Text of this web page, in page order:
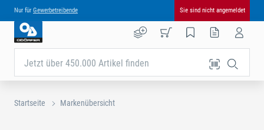
Nur für Gewerbetreibende Sie sind nicht angemeldet
Jetzt über 450.000 Artikel finden
Startseite Markenübersicht